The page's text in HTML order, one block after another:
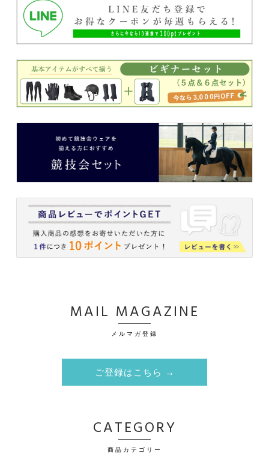
MAIL MAGAZINE
メルマガ登録
ご登録はこちら →
CATEGORY
商品カテゴリー